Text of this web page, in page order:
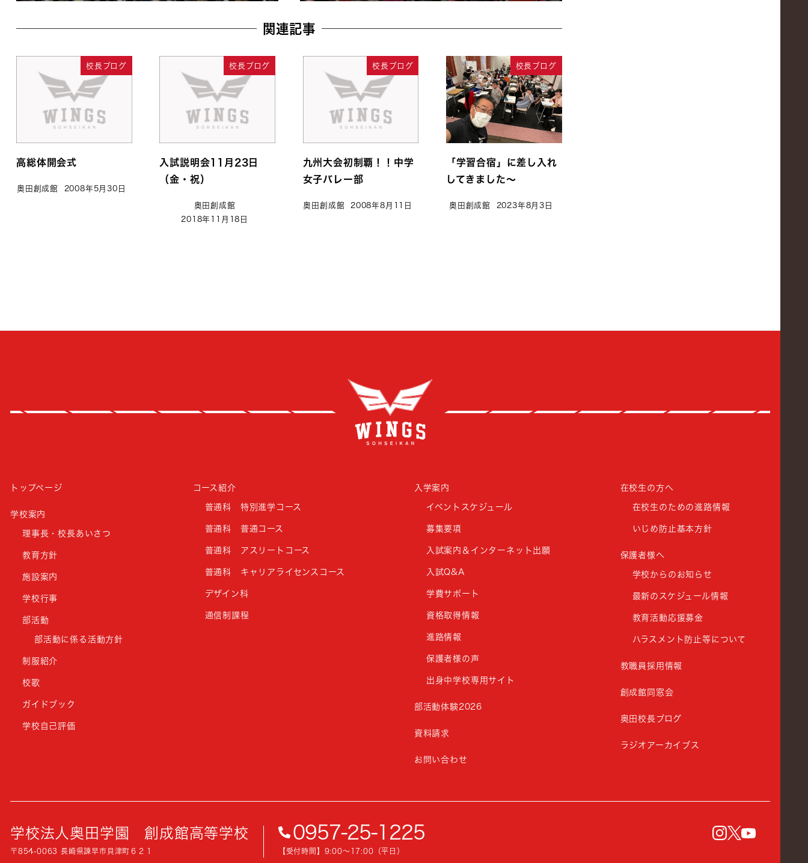
関連記事
校長ブログ
高総体開会式
奥田創成館 2008年5月30日
校長ブログ
入試説明会11月23日
（金・祝）
奥田創成館
2018年11月18日
校長ブログ
九州大会初制覇！！中学
女子バレー部
奥田創成館 2008年8月11日
校長ブログ
「学習合宿」に差し入れ
してきました～
奥田創成館 2023年8月3日
トップページ
学校案内
理事長・校長あいさつ
教育方針
施設案内
学校行事
部活動
部活動に係る活動方針
制服紹介
校歌
ガイドブック
学校自己評価
コース紹介
普通科 特別進学コース
普通科 普通コース
普通科 アスリートコース
普通科 キャリアライセンスコース
デザイン科
通信制課程
入学案内
イベントスケジュール
募集要項
入試案内＆インターネット出願
入試Q&A
学費サポート
資格取得情報
進路情報
保護者様の声
出身中学校専用サイト
部活動体験2026
資料請求
お問い合わせ
在校生の方へ
在校生のための進路情報
いじめ防止基本方針
保護者様へ
学校からのお知らせ
最新のスケジュール情報
教育活動応援募金
ハラスメント防止等について
教職員採用情報
創成館同窓会
奥田校長ブログ
ラジオアーカイブス
学校法人奥田学園 創成館高等学校
〒854-0063 長崎県諫早市貝津町６２１
0957-25-1225
【受付時間】9:00〜17:00（平日）
instagram